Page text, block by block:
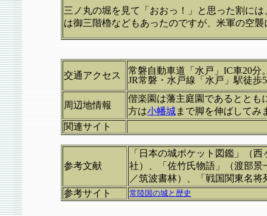
三ノ丸の堀を見て「おおっ！」と思った割に
は御三階櫓などもあったのですが、米軍の空
交通アクセス
常磐自動車道「水戸」IC車20分
JR常磐・水戸線「水戸」駅徒歩
周辺地情報
偕楽園は藩主庭園であるととも
方は小幡城まで脚を伸ばしてみ
関連サイト
参考文献
「日本の城ポケット図鑑」（
社）、「佐竹氏物語」（渡部
／筑波書林）、「戦国関東名
参考サイト
常陸国の城と歴史